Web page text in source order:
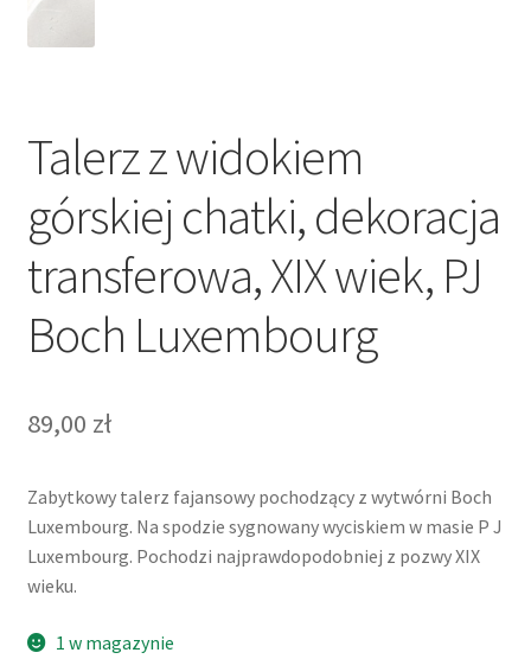
Talerz z widokiem
górskiej chatki, dekoracja
transferowa, XIX wiek, PJ
Boch Luxembourg
89,00 zł
Zabytkowy talerz fajansowy pochodzący z wytwórni Boch
Luxembourg. Na spodzie sygnowany wyciskiem w masie P J
Luxembourg. Pochodzi najprawdopodobniej z pozwy XIX
wieku.
1 w magazynie